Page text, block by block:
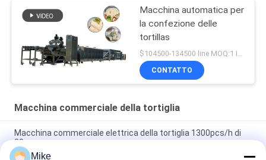
Macchina automatica per
la confezione delle
tortillas
CONTATTO
Macchina commerciale della tortiglia
Macchina commerciale elettrica della tortiglia 1300pcs/h di
30cm
Mike